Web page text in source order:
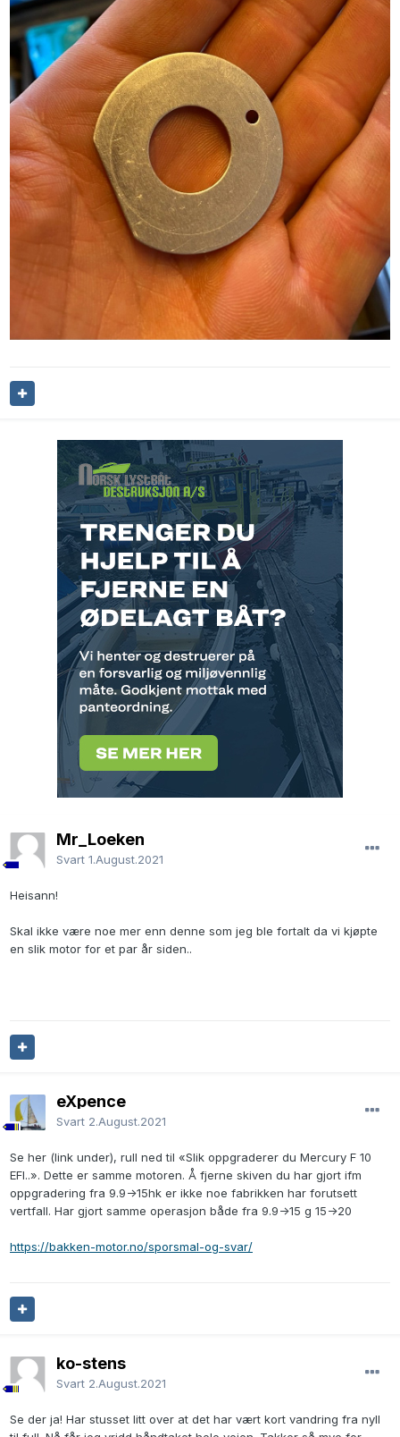
Mr_Loeken
Svart 1.August.2021
Heisann!
Skal ikke være noe mer enn denne som jeg ble fortalt da vi kjøpte
en slik motor for et par år siden..
eXpence
Svart 2.August.2021
Se her (link under), rull ned til «Slik oppgraderer du Mercury F 10
EFI..». Dette er samme motoren. Å fjerne skiven du har gjort ifm
oppgradering fra 9.9->15hk er ikke noe fabrikken har forutsett
vertfall. Har gjort samme operasjon både fra 9.9->15 g 15->20
https://bakken-motor.no/sporsmal-og-svar/
ko-stens
Svart 2.August.2021
Se der ja! Har stusset litt over at det har vært kort vandring fra nyll